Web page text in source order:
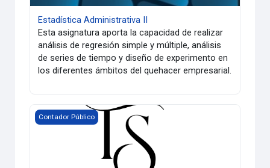
Estadística Administrativa II
Esta asignatura aporta la capacidad de realizar
análisis de regresión simple y múltiple, análisis
de series de tiempo y diseño de experimento en
los diferentes ámbitos del quehacer empresarial.
TALLER SEMINARIO DE TESIS
Contador Público